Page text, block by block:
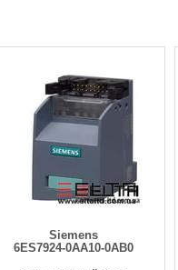
Siemens
6ES7924-0AA10-0AB0